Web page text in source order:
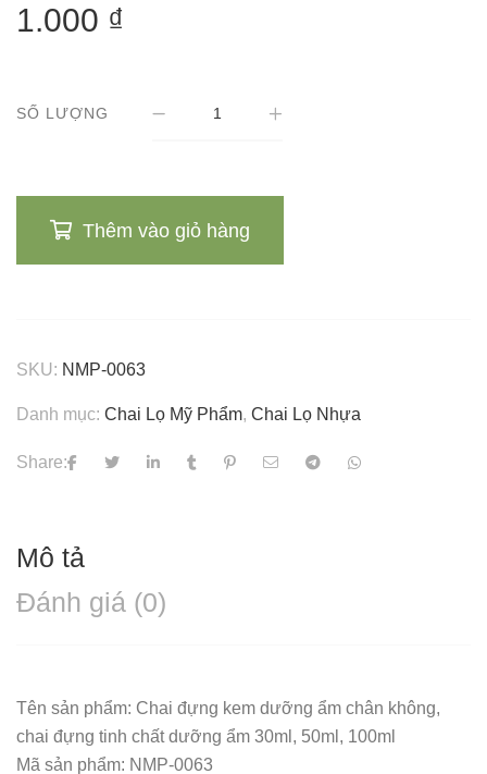
1.000 ₫
SỐ LƯỢNG
Thêm vào giỏ hàng
SKU: NMP-0063
Danh mục: Chai Lọ Mỹ Phẩm, Chai Lọ Nhựa
Share:
Mô tả
Đánh giá (0)
Tên sản phẩm: Chai đựng kem dưỡng ẩm chân không,
chai đựng tinh chất dưỡng ẩm 30ml, 50ml, 100ml
Mã sản phẩm: NMP-0063